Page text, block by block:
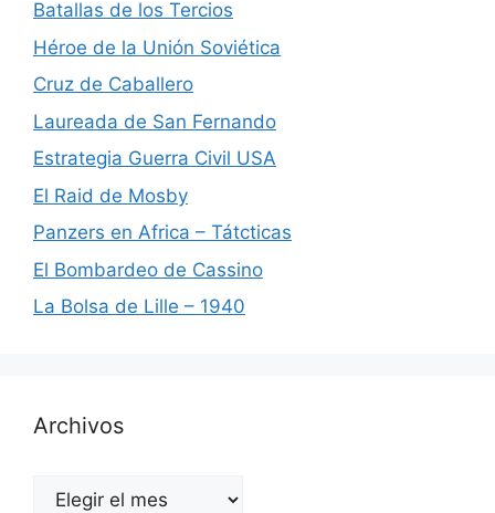
Batallas de los Tercios
Héroe de la Unión Soviética
Cruz de Caballero
Laureada de San Fernando
Estrategia Guerra Civil USA
El Raid de Mosby
Panzers en Africa – Tátcticas
El Bombardeo de Cassino
La Bolsa de Lille – 1940
Archivos
Archivos